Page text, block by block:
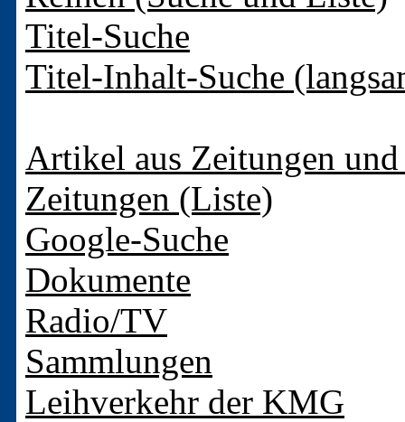
Titel-Suche
Titel-Inhalt-Suche
Artikel aus Zeitungen
Zeitungen (Liste)
Google-Suche
Dokumente
Radio/TV
Sammlungen
Leihverkehr der KMG